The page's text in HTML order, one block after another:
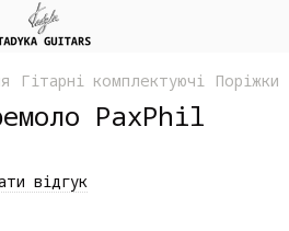
Гітарні комплектуючі
PaxPhil
відгук